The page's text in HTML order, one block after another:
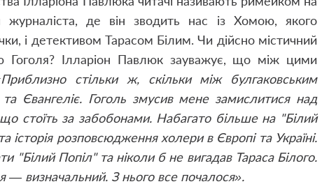
де він зводить нас із Хомою, якого
і детективом Тарасом Білим. Чи дійсно містичний
Гоголя? Ілларіон Павлюк зауважує, що між цими
стільки ж, скільки між булгаковським
Євангеліє. Гоголь змусив мене замислитися над
стоїть за забобонами. Набагато більше на "Білий
історія розповсюдження холери в Європі та Україні.
"Білий Попіл" та ніколи б не вигадав Тараса Білого.
— визначальний. З нього все почалося».